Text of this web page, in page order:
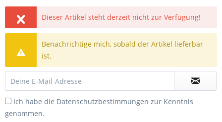
Dieser Artikel steht derzeit nicht zur Verfügung!
Benachrichtige mich, sobald der Artikel lieferbar
ist.
Ich habe die Datenschutzbestimmungen zur Kenntnis
genommen.